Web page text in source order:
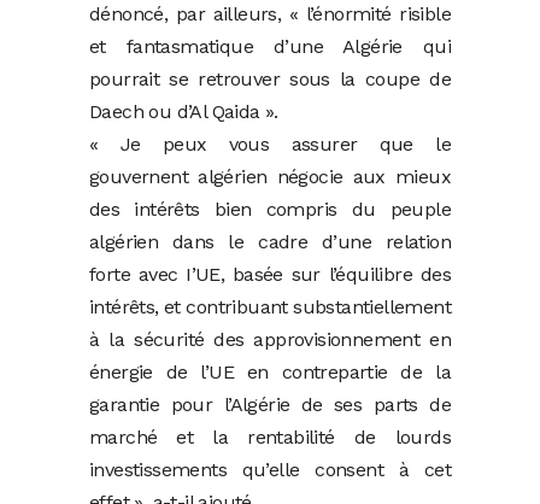
dénoncé, par ailleurs, « l’énormité risible
et fantasmatique d’une Algérie qui
pourrait se retrouver sous la coupe de
Daech ou d’Al Qaida ».
« Je peux vous assurer que le
gouvernent algérien négocie aux mieux
des intérêts bien compris du peuple
algérien dans le cadre d’une relation
forte avec I’UE, basée sur l’équilibre des
intérêts, et contribuant substantiellement
à la sécurité des approvisionnement en
énergie de l’UE en contrepartie de la
garantie pour l’Algérie de ses parts de
marché et la rentabilité de lourds
investissements qu’elle consent à cet